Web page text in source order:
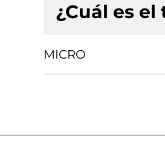
¿Cuál es
MICRO